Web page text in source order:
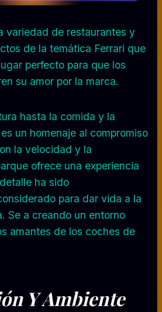
variedad de restaurantes y
de la temática Ferrari que
perfecto para que los
su amor por la marca.
hasta la comida y la
un homenaje al compromiso
la velocidad y la
ofrece una experiencia
ha sido
para dar vida a la
Se a creando un entorno
amantes de los coches de
Y Ambiente